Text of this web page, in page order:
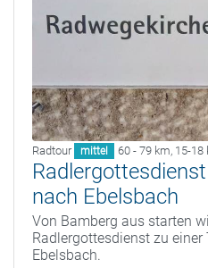
Radtour mittel 60 - 79 km, 15-18
nach Ebelsbach
Von Bamberg aus starten
Radlergottesdienst zu einer
Ebelsbach.